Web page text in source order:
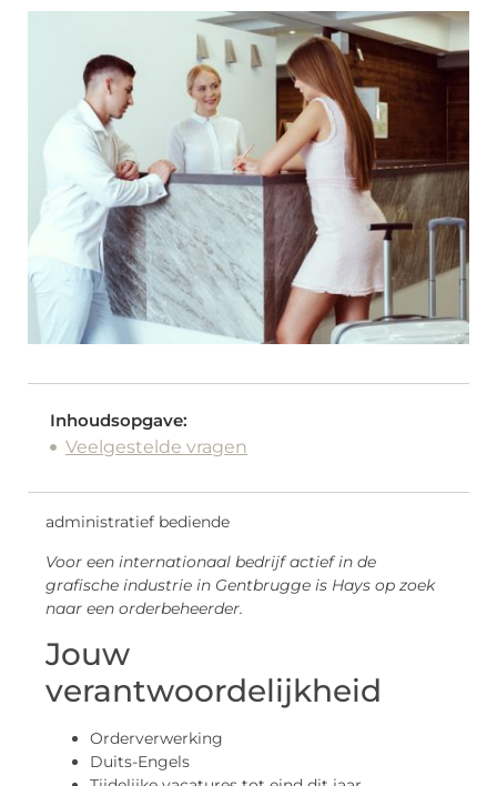
Inhoudsopgave:
Veelgestelde vragen
administratief bediende
Voor een internationaal bedrijf actief in de
grafische industrie in Gentbrugge is Hays op zoek
naar een orderbeheerder.
Jouw
verantwoordelijkheid
Orderverwerking
Duits-Engels